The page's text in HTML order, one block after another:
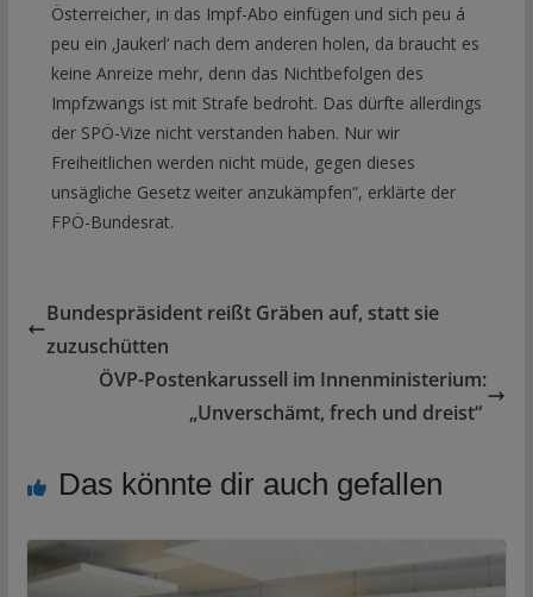
Österreicher, in das Impf-Abo einfügen und sich peu á
peu ein ‚Jaukerl‘ nach dem anderen holen, da braucht es
keine Anreize mehr, denn das Nichtbefolgen des
Impfzwangs ist mit Strafe bedroht. Das dürfte allerdings
der SPÖ-Vize nicht verstanden haben. Nur wir
Freiheitlichen werden nicht müde, gegen dieses
unsägliche Gesetz weiter anzukämpfen“, erklärte der
FPÖ-Bundesrat.
Bundespräsident reißt Gräben auf, statt sie
zuzuschütten
ÖVP-Postenkarussell im Innenministerium:
„Unverschämt, frech und dreist“
Das könnte dir auch gefallen